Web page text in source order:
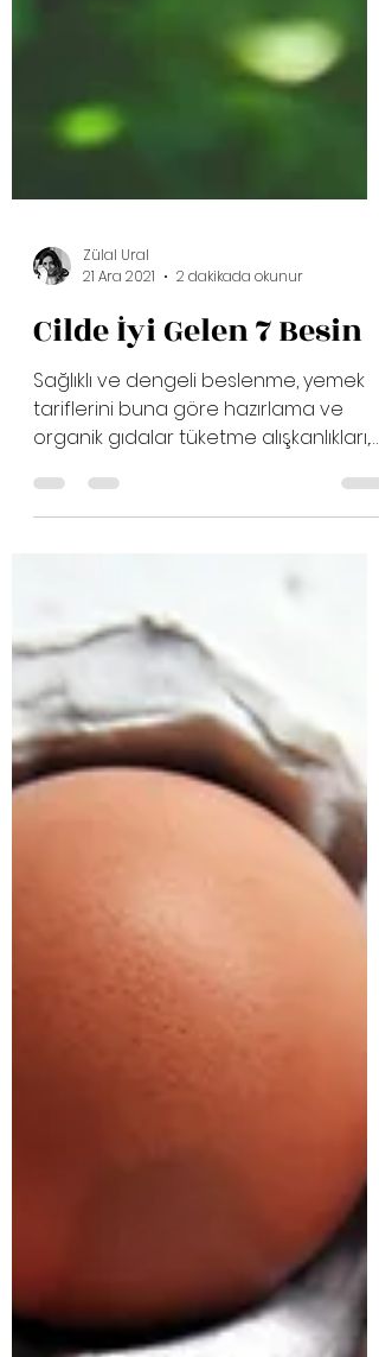
21 Ara 2021
2 dakikada okunur
Cilde İyi Gelen 7 Besin
Sağlıklı ve dengeli beslenme, yemek
tariflerini buna göre hazırlama ve